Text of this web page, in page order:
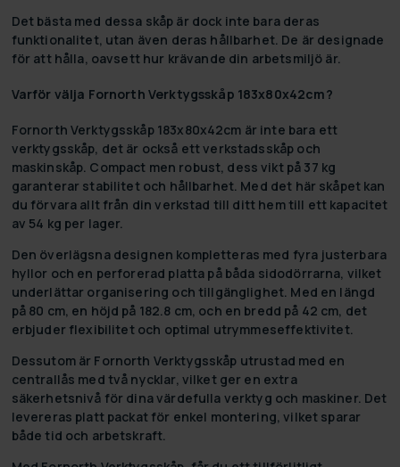
Det bästa med dessa skåp är dock inte bara deras
funktionalitet, utan även deras hållbarhet. De är designade
för att hålla, oavsett hur krävande din arbetsmiljö är.
Varför välja Fornorth Verktygsskåp 183x80x42cm?
Fornorth Verktygsskåp 183x80x42cm är inte bara ett
verktygsskåp, det är också ett verkstadsskåp och
maskinskåp. Compact men robust, dess vikt på 37 kg
garanterar stabilitet och hållbarhet. Med det här skåpet kan
du förvara allt från din verkstad till ditt hem till ett kapacitet
av 54 kg per lager.
Den överlägsna designen kompletteras med fyra justerbara
hyllor och en perforerad platta på båda sidodörrarna, vilket
underlättar organisering och tillgänglighet. Med en längd
på 80 cm, en höjd på 182.8 cm, och en bredd på 42 cm, det
erbjuder flexibilitet och optimal utrymmeseffektivitet.
Dessutom är Fornorth Verktygsskåp utrustad med en
centrallås med två nycklar, vilket ger en extra
säkerhetsnivå för dina värdefulla verktyg och maskiner. Det
levereras platt packat för enkel montering, vilket sparar
både tid och arbetskraft.